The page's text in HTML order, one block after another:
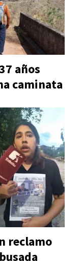
años
caminata
reclamo